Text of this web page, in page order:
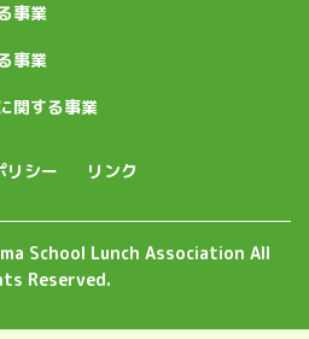
事業
事業
関する事業
リシー リンク
School Lunch Association All
Reserved.